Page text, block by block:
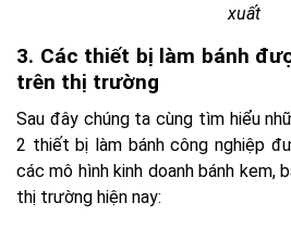
xuất
3. Các thiết bị làm bánh
trên thị trường
Sau đây chúng ta cùng tìm hiểu
2 thiết bị làm bánh công nghiệp
các mô hình kinh doanh bánh kem,
thị trường hiện nay: